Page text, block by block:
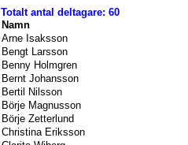
Totalt antal deltagare: 60
Namn
Arne Isaksson
Bengt Larsson
Benny Holmgren
Bernt Johansson
Bertil Nilsson
Börje Magnusson
Börje Zetterlund
Christina Eriksson